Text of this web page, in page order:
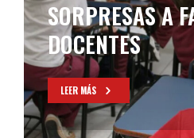
SORPRESAS A
DOCENTES
LEER MÁS